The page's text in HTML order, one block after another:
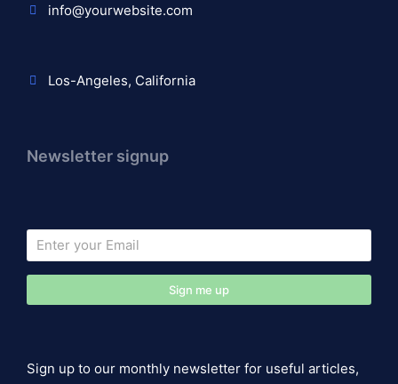
info@yourwebsite.com
Los-Angeles, California
Newsletter signup
Sign me up
Sign up to our monthly newsletter for useful articles,